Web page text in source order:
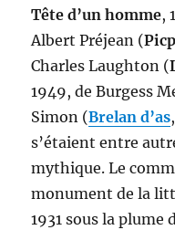
Tête d’un homme,
Albert Préjean (
Charles Laughton (
1949, de Burgess
Simon (Brelan d’as
s’étaient entre
mythique. Le
monument de la
1931 sous la plume